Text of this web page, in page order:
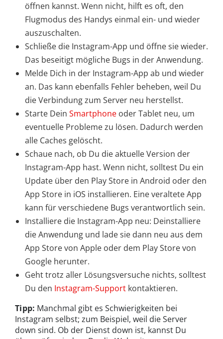
öffnen kannst. Wenn nicht, hilft es oft, den
Flugmodus des Handys einmal ein- und wieder
auszuschalten.
Schließe die Instagram-App und öffne sie wieder.
Das beseitigt mögliche Bugs in der Anwendung.
Melde Dich in der Instagram-App ab und wieder
an. Das kann ebenfalls Fehler beheben, weil Du
die Verbindung zum Server neu herstellst.
Starte Dein Smartphone oder Tablet neu, um
eventuelle Probleme zu lösen. Dadurch werden
alle Caches gelöscht.
Schaue nach, ob Du die aktuelle Version der
Instagram-App hast. Wenn nicht, solltest Du ein
Update über den Play Store in Android oder den
App Store in iOS installieren. Eine veraltete App
kann für verschiedene Bugs verantwortlich sein.
Installiere die Instagram-App neu: Deinstalliere
die Anwendung und lade sie dann neu aus dem
App Store von Apple oder dem Play Store von
Google herunter.
Geht trotz aller Lösungsversuche nichts, solltest
Du den Instagram-Support kontaktieren.
Tipp: Manchmal gibt es Schwierigkeiten bei
Instagram selbst; zum Beispiel, weil die Server
down sind. Ob der Dienst down ist, kannst Du